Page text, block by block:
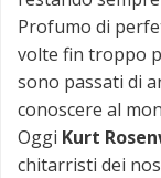
Profumo di
volte fin troppo
sono passati di
conoscere al
Oggi Kurt
chitarristi dei